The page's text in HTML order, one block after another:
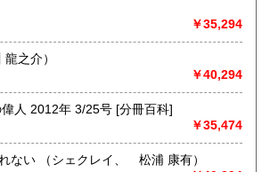
￥35,294
（芥川 龍之介）
￥40,294
人 2012年 3/25号 [分冊百科]
￥35,474
人間の手がまだ触れない （シェクレイ、 松浦 康有）